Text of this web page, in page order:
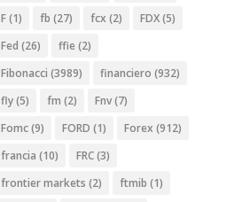
F(1) fb (27) fcx (2) FDX(5)
Fed (26) ffie (2)
Fibonacci (3989) financiero (932)
fly(5) fm (2) Fnv(7)
Fomc(9) FORD (1) Forex (912)
francia (10) FRC(3)
frontier markets (2) ftmib (1)